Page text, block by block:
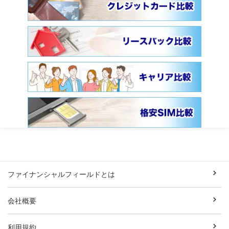
ファイナンシャルフィールドとは
会社概要
利用規約